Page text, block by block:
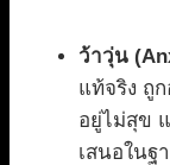
ว้าวุ่น
แท้จริง ถู
อยู่ไม่สุข
เสนอใน